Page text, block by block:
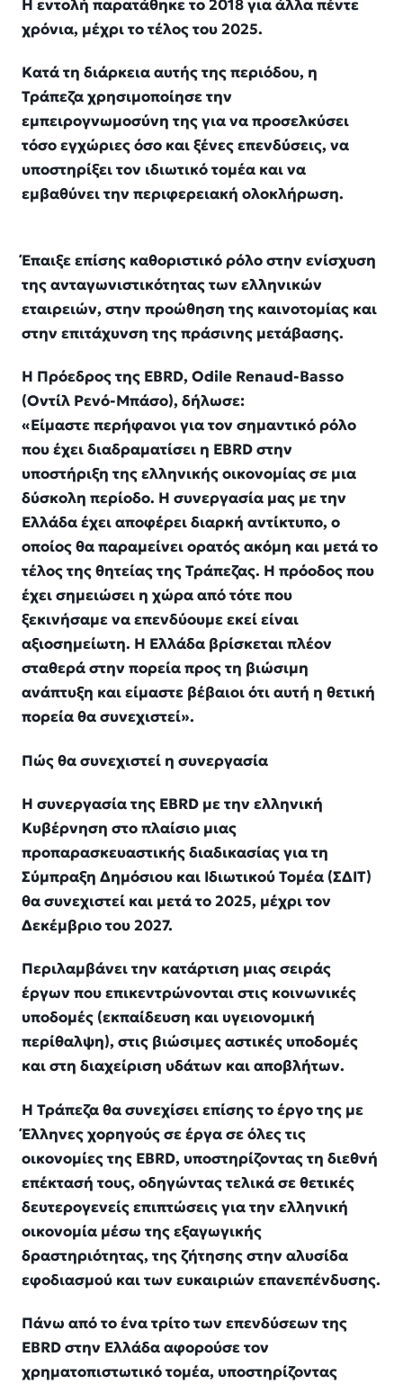
Η εντολή παρατάθηκε το 2018 για άλλα πέντε
χρόνια, μέχρι το τέλος του 2025.
Κατά τη διάρκεια αυτής της περιόδου, η
Τράπεζα χρησιμοποίησε την
εμπειρογνωμοσύνη της για να προσελκύσει
τόσο εγχώριες όσο και ξένες επενδύσεις, να
υποστηρίξει τον ιδιωτικό τομέα και να
εμβαθύνει την περιφερειακή ολοκλήρωση.
Έπαιξε επίσης καθοριστικό ρόλο στην ενίσχυση
της ανταγωνιστικότητας των ελληνικών
εταιρειών, στην προώθηση της καινοτομίας και
στην επιτάχυνση της πράσινης μετάβασης.
Η Πρόεδρος της EBRD, Odile Renaud-Basso
(Οντίλ Ρενό-Μπάσο), δήλωσε:
«Είμαστε περήφανοι για τον σημαντικό ρόλο
που έχει διαδραματίσει η EBRD στην
υποστήριξη της ελληνικής οικονομίας σε μια
δύσκολη περίοδο. Η συνεργασία μας με την
Ελλάδα έχει αποφέρει διαρκή αντίκτυπο, ο
οποίος θα παραμείνει ορατός ακόμη και μετά το
τέλος της θητείας της Τράπεζας. Η πρόοδος που
έχει σημειώσει η χώρα από τότε που
ξεκινήσαμε να επενδύουμε εκεί είναι
αξιοσημείωτη. Η Ελλάδα βρίσκεται πλέον
σταθερά στην πορεία προς τη βιώσιμη
ανάπτυξη και είμαστε βέβαιοι ότι αυτή η θετική
πορεία θα συνεχιστεί».
Πώς θα συνεχιστεί η συνεργασία
Η συνεργασία της EBRD με την ελληνική
Κυβέρνηση στο πλαίσιο μιας
προπαρασκευαστικής διαδικασίας για τη
Σύμπραξη Δημόσιου και Ιδιωτικού Τομέα (ΣΔΙΤ)
θα συνεχιστεί και μετά το 2025, μέχρι τον
Δεκέμβριο του 2027.
Περιλαμβάνει την κατάρτιση μιας σειράς
έργων που επικεντρώνονται στις κοινωνικές
υποδομές (εκπαίδευση και υγειονομική
περίθαλψη), στις βιώσιμες αστικές υποδομές
και στη διαχείριση υδάτων και αποβλήτων.
Η Τράπεζα θα συνεχίσει επίσης το έργο της με
Έλληνες χορηγούς σε έργα σε όλες τις
οικονομίες της EBRD, υποστηρίζοντας τη διεθνή
επέκτασή τους, οδηγώντας τελικά σε θετικές
δευτερογενείς επιπτώσεις για την ελληνική
οικονομία μέσω της εξαγωγικής
δραστηριότητας, της ζήτησης στην αλυσίδα
εφοδιασμού και των ευκαιριών επανεπένδυσης.
Πάνω από το ένα τρίτο των επενδύσεων της
EBRD στην Ελλάδα αφορούσε τον
χρηματοπιστωτικό τομέα, υποστηρίζοντας